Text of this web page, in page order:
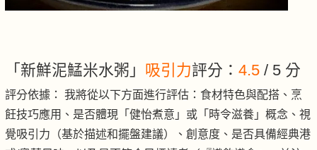
「新鮮泥鯭米水粥」 吸引力評分： 4.5 / 5 分
評分依據： 我將從以下方面進行評估：食材特色與配搭、烹
飪技巧應用、是否體現「健怡煮意」或「時令滋養」概念、視
覺吸引力（基於描述和擺盤建議）、創意度、是否具備經典港